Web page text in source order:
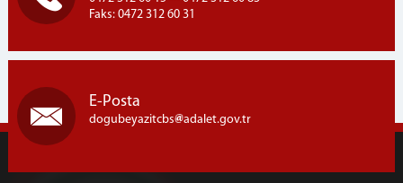
Faks: 0472 312 60 31
E-Posta
dogubeyazitcbs adalet.gov.tr